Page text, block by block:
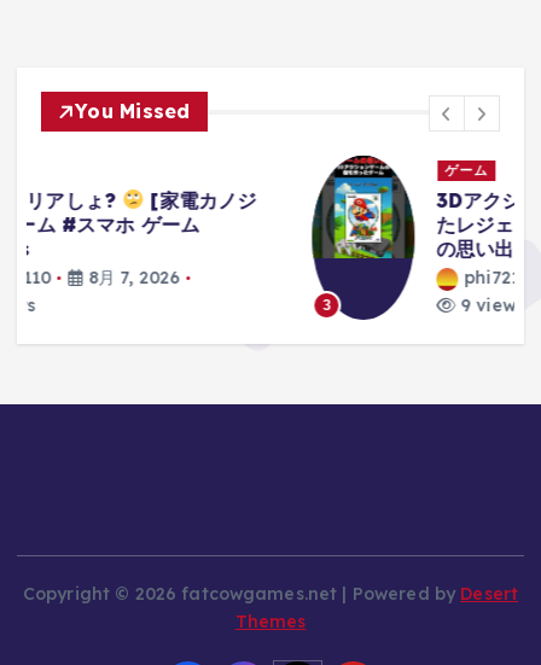
You Missed
3Dアクションゲームの礎を作り上げ
たレジェンドゲーム#ゲーム #ゲーム
の思い出 #64 #スーパーマリオ64
8月 7, 2026
Copyright © 2026 fatcowgames.net | Powered by Desert
Themes